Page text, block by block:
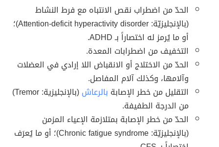
الحدّ من اضطراب نقص الانتباه مع فرط النشاط
(بالإنجليزيّة: Attention-deficit hyperactivity disorder)؛
أو ما يُرمز له اختصاراً بـ ADHD.
التخفيف من اضطرابات المعدة.
الحدّ من الاختلاج أو الانقباض اللا إرادي في العضلات
وآلامها، وكذلك آلام المفاصل.
التقليل من خطر الإصابة بالرعاش
(بالإنجليزية: Tremor)
من الدرجة الطفيفة.
الحدّ من خطر الإصابة بمتلازمة الإعياء المزمن
(بالإنجليزيّة: Chronic fatigue syndrome)؛ أو ما يُعرَف